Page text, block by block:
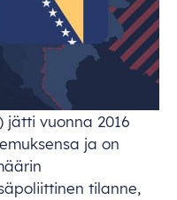
jätti vuonna 2016
ja on
tilanne,